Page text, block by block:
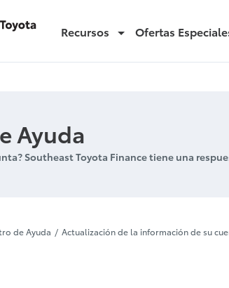
o número de teléfono
Recursos Ofertas
Ayuda
Southeast Toyota Finance tiene una
de
de Ayuda Actualización de la información de su